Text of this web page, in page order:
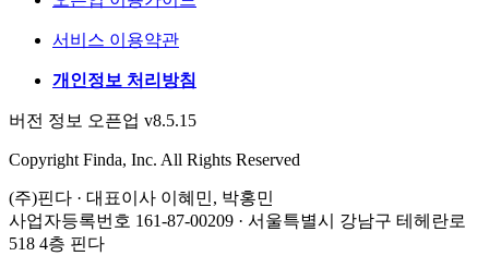
서비스 이용약관
개인정보 처리방침
버전 정보 오픈업 v8.5.15
Copyright Finda, Inc. All Rights Reserved
(주)핀다 · 대표이사 이혜민, 박홍민
사업자등록번호 161-87-00209 · 서울특별시 강남구 테헤란로
518 4층 핀다